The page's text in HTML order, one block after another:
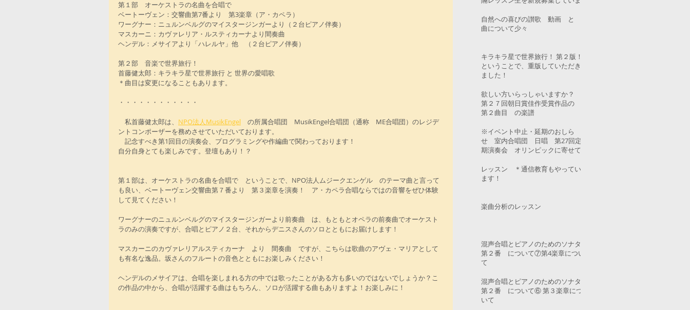
第１部　オーケストラの名曲を合唱で
ベートーヴェン：交響曲第7番より　第3楽章（ア・カペラ）
ワーグナー：ニュルンベルグのマイスタージンガーより（２台ピアノ伴奏）
マスカーニ：カヴァレリア・ルスティカーナより間奏曲
ヘンデル：メサイアより「ハレルヤ」他　（２台ピアノ伴奏）
第２部　音楽で世界旅行！
首藤健太郎：キラキラ星で世界旅行 と 世界の愛唱歌
＊曲目は変更になることもあります。
・・・・・・・・・・・・
私首藤健太郎は、 NPO法人MusikEngel の所属合唱団　MusikEngel合唱団（通称　ME合唱団）のレジデ
ントコンポーザーを務めさせていただいております。
記念すべき第1回目の演奏会、プログラミングや作編曲で関わっております！
自分自身とても楽しみです。登壇もあり！？
第１部は、オーケストラの名曲を合唱で　ということで、NPO法人ムジークエンゲル　のテーマ曲と言って
も良い、ベートーヴェン交響曲第７番より　第３楽章を演奏！　ア・カペラ合唱ならではの音響をぜひ体験
して見てください！
ワーグナーのニュルンベルグのマイスタージンガーより前奏曲　は、もともとオペラの前奏曲でオーケスト
ラのみの演奏ですが、合唱とピアノ２台、それからデニスさんのソロとともにお届けします！
マスカーニのカヴァレリアルスティカーナ　より　間奏曲　ですが、こちらは歌曲のアヴェ・マリアとして
も有名な逸品。坂さんのフルートの音色とともにお楽しみください！
ヘンデルのメサイアは、合唱を楽しまれる方の中では歌ったことがある方も多いのではないでしょうか？こ
の作品の中から、合唱が活躍する曲はもちろん、ソロが活躍する曲もありますよ！お楽しみに！
自然への喜びの讃歌 動画 と
曲について少々
キラキラ星で世界旅行！ 第２版！
ということで、重版していただき
ました！
欲しい方いらっしゃいますか？
第２７回朝日賞佳作受賞作品の
第２曲目 の楽譜
※イベント中止・延期のおしら
せ 室内合唱団 日唱 第27回定
期演奏会 オリンピックに寄せて
レッスン ＊通信教育もやってい
ます！
楽曲分析のレッスン
混声合唱とピアノのためのソナタ
第２番 について⑦第4楽章につい
て
混声合唱とピアノのためのソナタ
第２番 について⑥ 第３楽章につ
いて